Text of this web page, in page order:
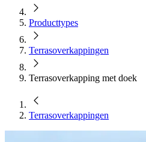
Producttypes
Terras­overkappingen
Terrasoverkapping met doek
Terras­overkappingen